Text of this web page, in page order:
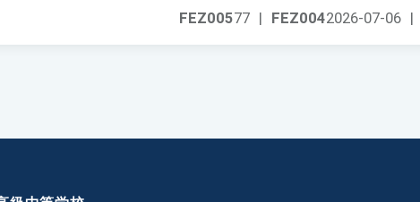
FEZ0042026-07-06 |
FEZ00577 |